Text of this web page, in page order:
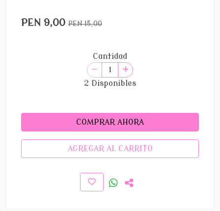
PEN 9,00 PEN 15,00
Cantidad
2 Disponibles
COMPRAR AHORA
AGREGAR AL CARRITO